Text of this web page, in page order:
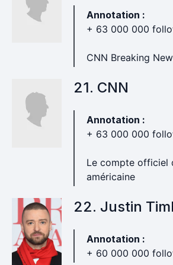
Annotation :
+ 63 000 000
CNN Breaking
21. CNN
Annotation :
+ 63 000 000
Le compte officiel
américaine
22. Justin
Annotation :
+ 60 000 000